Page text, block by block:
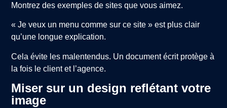
Montrez des exemples de sites que vous aimez.
« Je veux un menu comme sur ce site » est plus clair
qu’une longue explication.
Cela évite les malentendus. Un document écrit protège à
la fois le client et l’agence.
Miser sur un design reflétant votre
image